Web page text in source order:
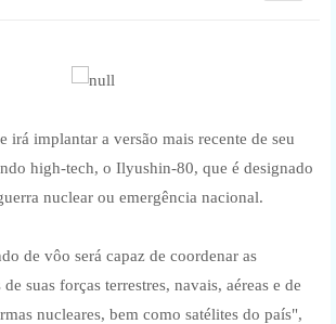
irá implantar a versão mais recente de seu
high-tech, o Ilyushin-80, que é designado
nuclear ou emergência nacional.
de vôo será capaz de coordenar as
suas forças terrestres, navais, aéreas e de
nucleares, bem como satélites do país",